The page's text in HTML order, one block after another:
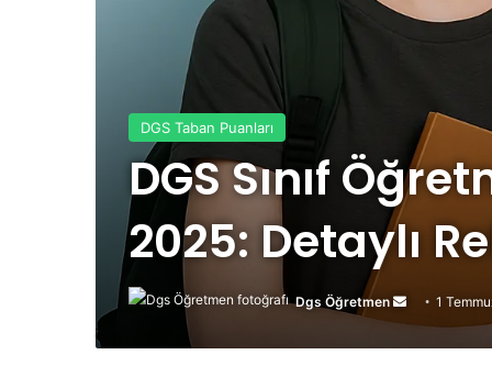
DGS Taban Puanları
DGS Sınıf
2025: Detaylı
Dgs Öğretmen
e-
1